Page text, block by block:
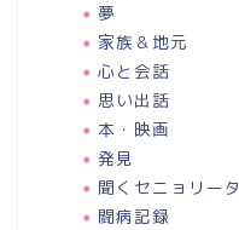
夢
家族＆地元
心と会話
思い出話
本・映画
発見
聞くセニョリータ
闘病記録